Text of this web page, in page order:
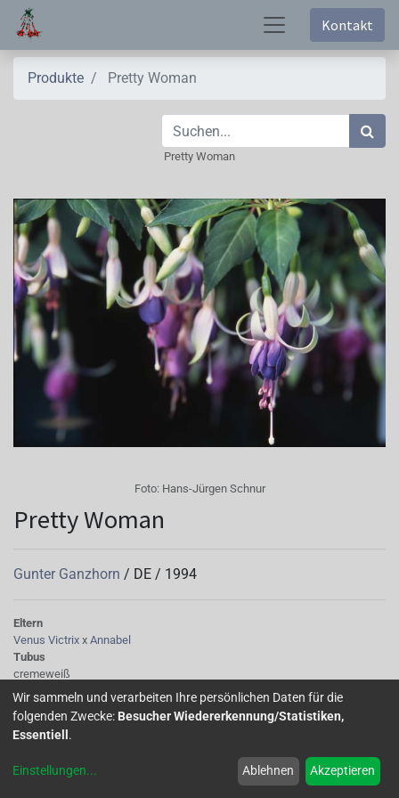
Kontakt
Produkte Pretty Woman
Pretty Woman
Foto: Hans-Jürgen Schnur
Pretty Woman
Gunter Ganzhorn / DE / 1994
Eltern
Venus Victrix x Annabel
Tubus
cremeweiß
Sepalen
cremeweiß
Korolle/Petalen
hellblau
einfach, mittelgross
Wir sammeln und verarbeiten Ihre persönlichen Daten für die
folgenden Zwecke: Besucher Wiedererkennung/Statistiken,
Essentiell .
Einstellungen... Ablehnen Akzeptieren